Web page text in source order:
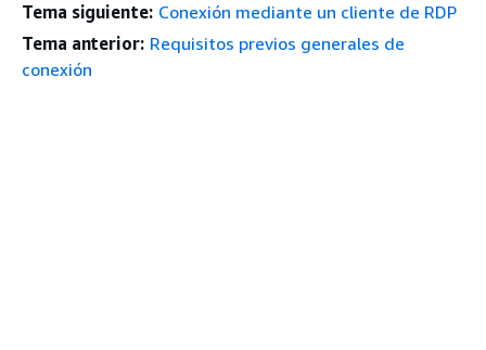
Tema siguiente: Conexión mediante un cliente de RDP
Tema anterior: Requisitos previos generales de
conexión